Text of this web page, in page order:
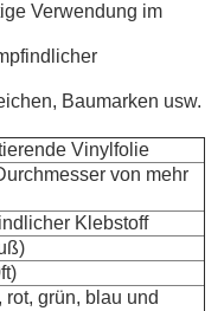
Verwendung im
Baumarken usw.
Vinylfolie
von mehr
Klebstoff
grün, blau und